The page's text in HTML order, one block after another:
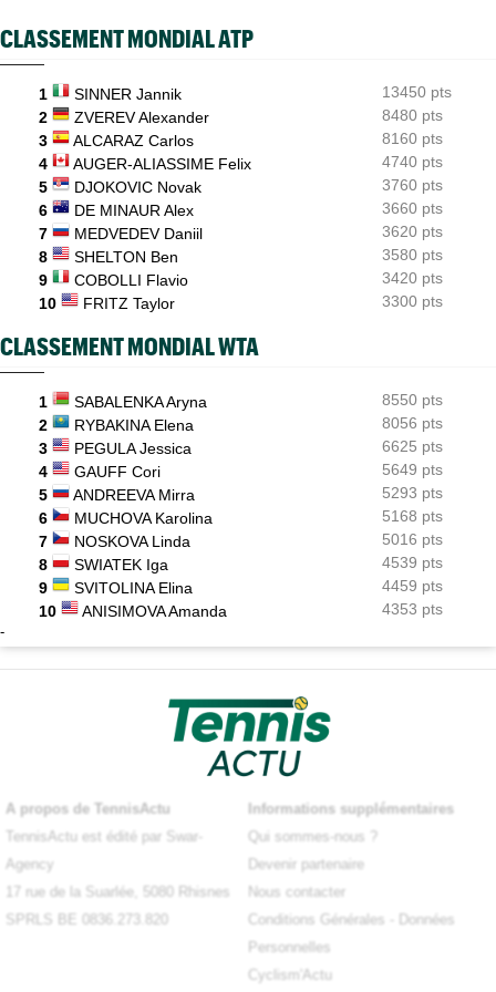
Sabalenka, Swiatek, Pegula ce samedi : horaires et diffusion
11:19
Grodzisk Mazowiecki (CH)
Mathys Erhard peut aller chercher sa plus belle finale
11:02
ATP - Montréal
Fils et Rinderknech ce samedi : horaires et diffusion TV
CLASSEMENT MONDIAL ATP
1 SINNER Jannik
13450 pts
2
ZVEREV Alexander
8480 pts
3
ALCARAZ Carlos
8160 pts
4
AUGER-ALIASSIME Felix
4740 pts
5
DJOKOVIC Novak
3760 pts
6
DE MINAUR Alex
3660 pts
7
MEDVEDEV Daniil
3620 pts
8
SHELTON Ben
3580 pts
9
COBOLLI Flavio
3420 pts
10
FRITZ Taylor 3300 pts
CLASSEMENT MONDIAL WTA
1 SABALENKA Aryna
8550 pts
2
RYBAKINA Elena
8056 pts
3
PEGULA Jessica
6625 pts
4
GAUFF Cori
5649 pts
5
ANDREEVA Mirra
5293 pts
6
MUCHOVA Karolina
5168 pts
7
NOSKOVA Linda
5016 pts
8
SWIATEK Iga
4539 pts
9
SVITOLINA Elina
4459 pts
10
ANISIMOVA Amanda 4353 pts
-
A propos de TennisActu
TennisActu est édité par Swar-
Agency
17 rue de la Suarlée, 5080 Rhisnes
SPRLS BE 0836.273.820
Informations supplémentaires
Qui sommes-nous ?
Devenir partenaire
Nous contacter
Conditions Générales
Données
Personnelles
Cyclism'Actu